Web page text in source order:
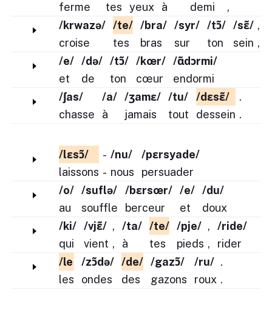
ferme
tes
yeux
à
demi
,
/krwazə/
croise
/te/
tes
/bra/
bras
/syr/
sur
/tɔ̃/
ton
/sɛ̃/
sein
,
,
/e/
et
/də/
de
/tɔ̃/
ton
/kœr/
cœur
/ɑ̃dɔrmi/
endormi
/ʃas/
chasse
/a/
à
/ʒamɛ/
jamais
/tu/
tout
/dɛsɛ̃/
dessein
.
.
/lɛsɔ̃/
laissons
-
-
/nu/
nous
/pɛrsyade/
persuader
/o/
au
/suflə/
souffle
/bɛrsœr/
berceur
/e/
et
/du/
doux
/ki/
qui
/vjɛ̃/
vient
,
,
/ta/
à
/te/
tes
/pje/
pieds
,
,
/ride/
rider
/le
les
/zɔ̃də/
ondes
/de/
des
/gazɔ̃/
gazons
/ru/
roux
.
.